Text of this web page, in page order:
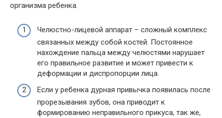
организма ребенка.
Челюстно-лицевой аппарат – сложный комплекс
связанных между собой костей. Постоянное
нахождение пальца между челюстями нарушает
его правильное развитие и может привести к
деформации и диспропорции лица.
Если у ребенка дурная привычка появилась после
прорезывания зубов, она приводит к
формированию неправильного прикуса, так же,